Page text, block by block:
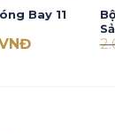
Bay 11
Giá